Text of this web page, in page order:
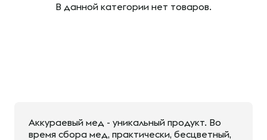
В данной категории нет товаров.
Аккураевый мед - уникальный продукт. Во
время сбора мед, практически, бесцветный,